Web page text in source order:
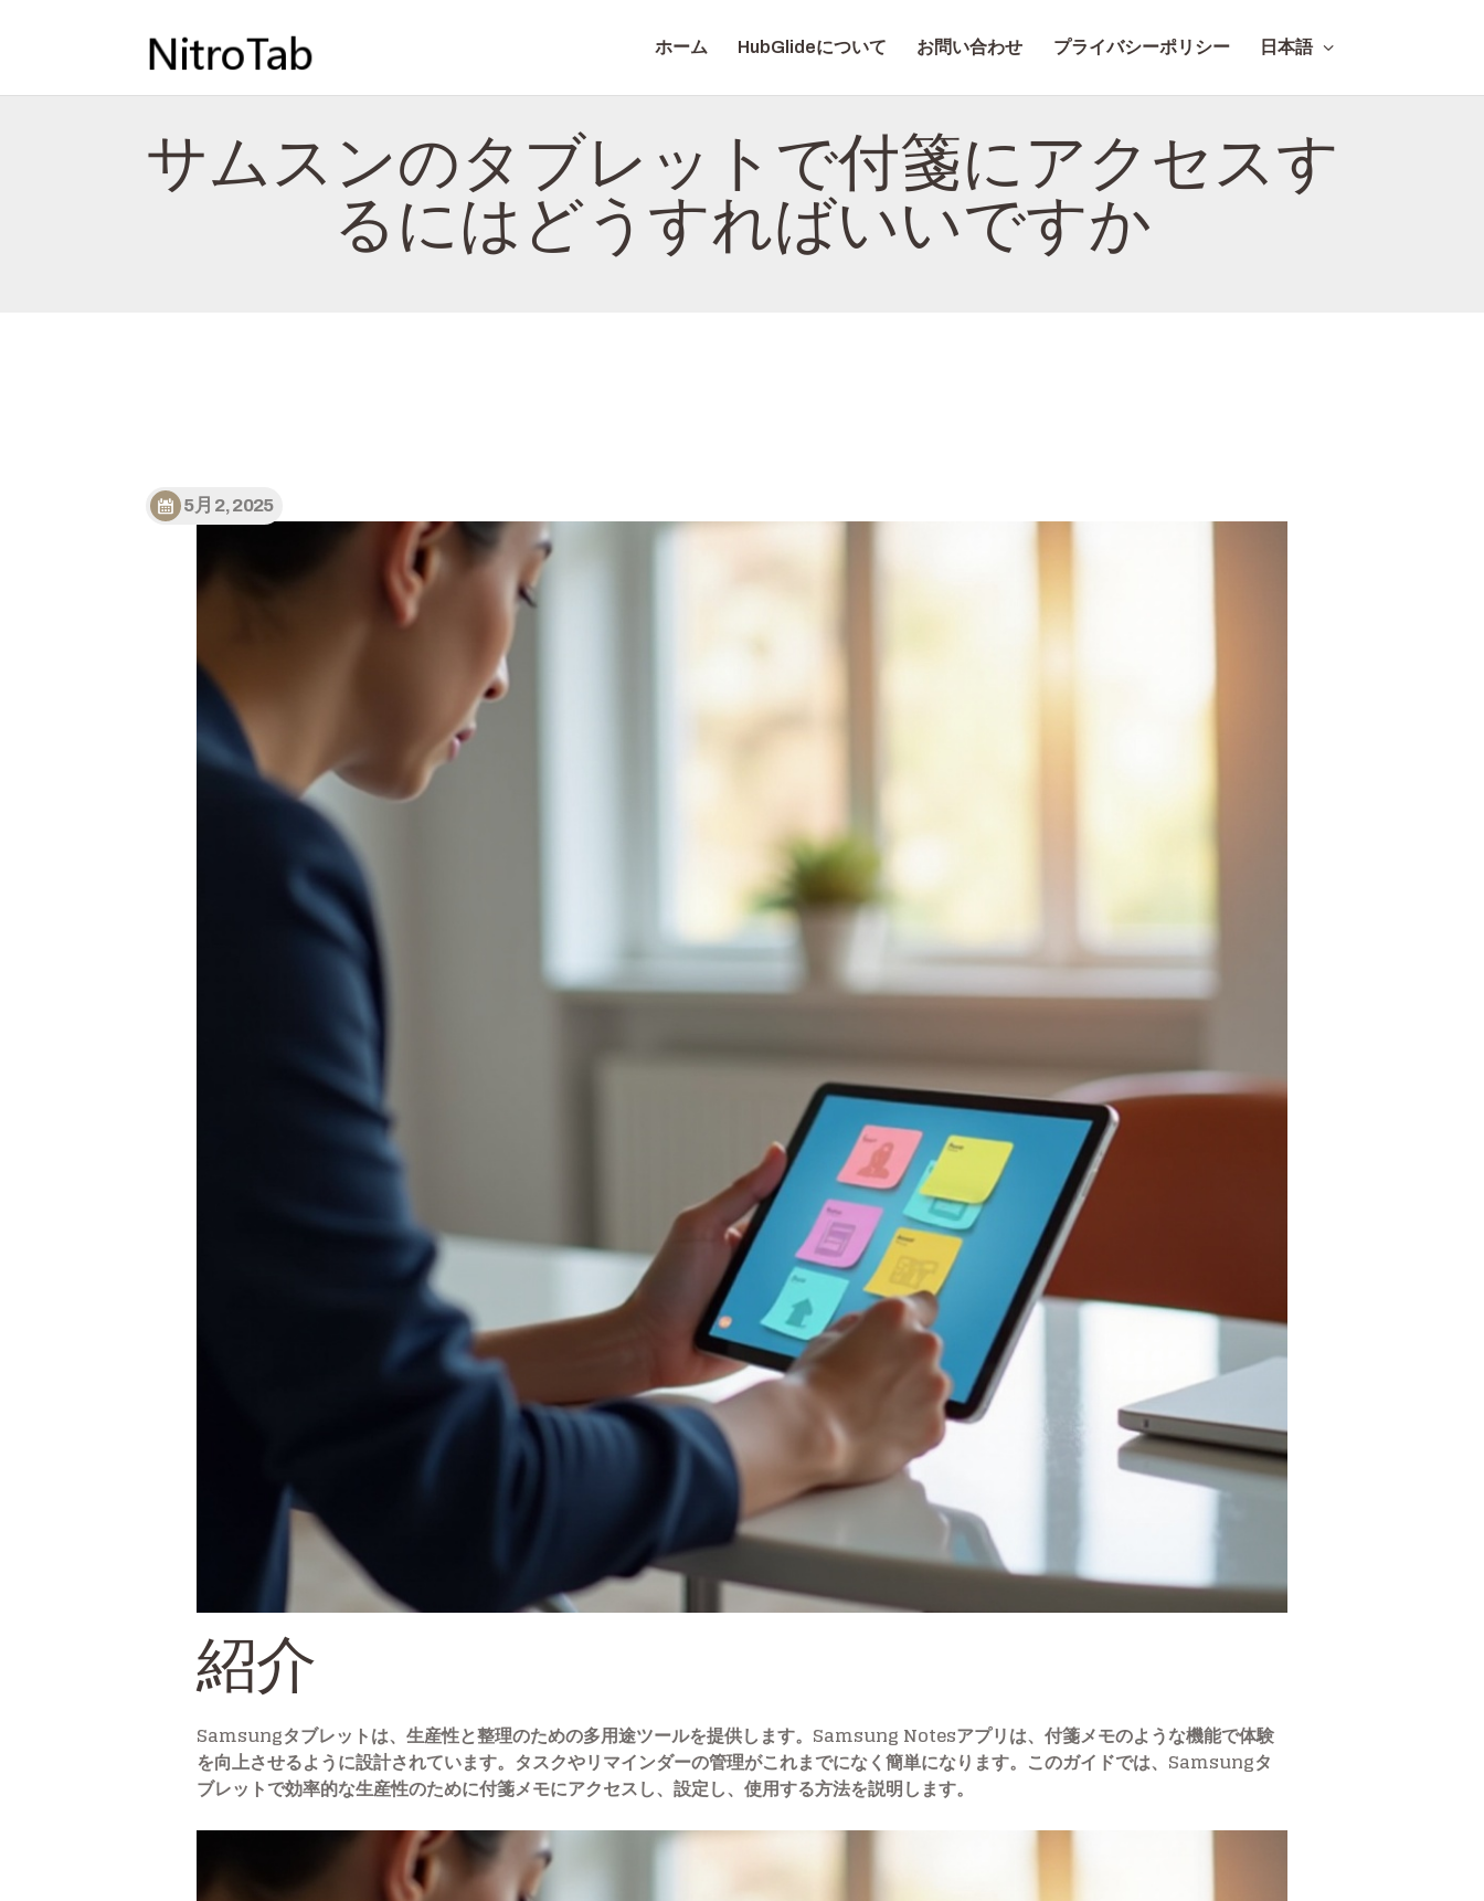
ホーム HubGlideについて お問い合わせ プライバシーポリシー 日本語
サムスンのタブレットで付箋にアクセスす
るにはどうすればいいですか
NITROTAB
お問い合わせ
プライバシーポリシ
ー
5月 2, 2025
紹介
Samsungタブレットは、生産性と整理のための多用途ツールを提供します。Samsung Notesアプリは、付箋メモのような機能で体験
を向上させるように設計されています。タスクやリマインダーの管理がこれまでになく簡単になります。このガイドでは、Samsungタ
ブレットで効率的な生産性のために付箋メモにアクセスし、設定し、使用する方法を説明します。